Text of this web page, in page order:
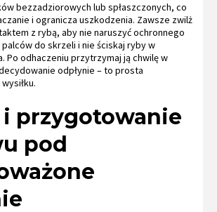
bezzadziorowych lub spłaszczonych, co
i ogranicza uszkodzenia. Zawsze zwilż
z rybą, aby nie naruszyć ochronnego
palców do skrzeli i nie ściskaj ryby w
Po odhaczeniu przytrzymaj ją chwilę w
odpłynie – to prosta
i przygotowanie
pod